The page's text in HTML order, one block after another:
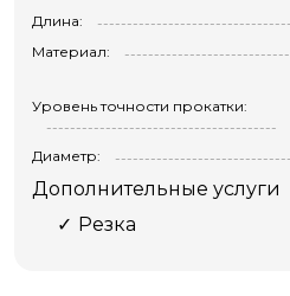
Длина:
Материал:
Уровень точности прокатки:
Диаметр:
Дополнительные услуги
Резка